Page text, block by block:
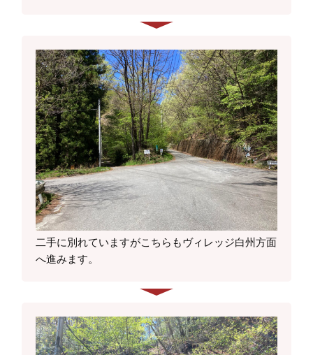
二手に別れていますがこちらもヴィレッジ白州方面
へ進みます。